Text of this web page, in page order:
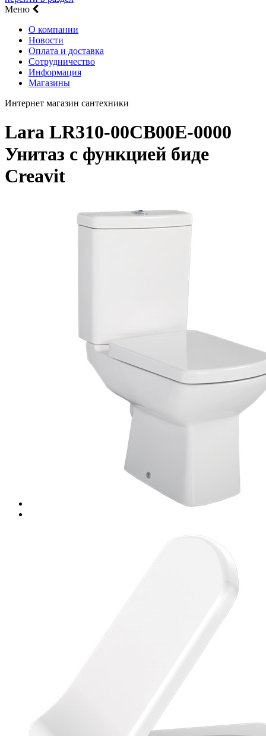
Меню
О компании
Новости
Оплата и доставка
Сотрудничество
Информация
Магазины
Интернет магазин сантехники
Lara LR310-00CB00E-0000
Унитаз с функцией биде
Creavit